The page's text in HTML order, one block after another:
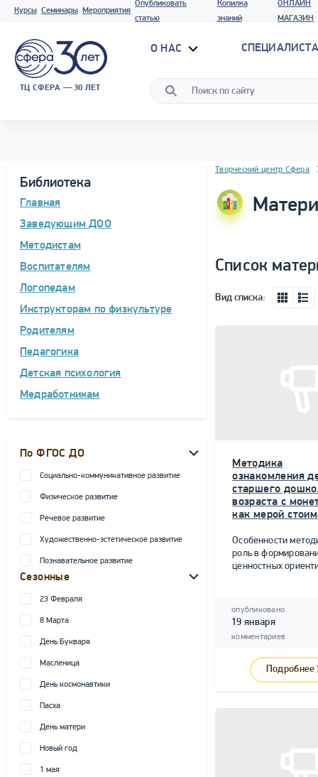
Курсы Семинары Мероприятия
Опубликовать
статью
Копилка
знаний
ОНЛАЙН
МАГАЗИН
ТЦ СФЕРА — 30 ЛЕТ
О НАС
Библиотека
Главная
Заведующим ДОО
Методистам
Воспитателям
Логопедам
Инструкторам по физкультуре
Родителям
Педагогика
Детская психология
Медработникам
По ФГОС ДО
Социально-коммуникативное развитие
Физическое развитие
Речевое развитие
Художественно-эстетическое развитие
Познавательное развитие
Сезонные
23 Февраля
8 Марта
День Букваря
Масленица
День космонавтики
Пасха
День матери
Новый год
1 мая
Блок новостей
Творческий центр Сфера
Список
Вид списка:
Методика
ознакомления
старшего
возраста с
как мерой
Особенности
роль в
ценностных
опубликовано
19 января
комментариев
Подробнее